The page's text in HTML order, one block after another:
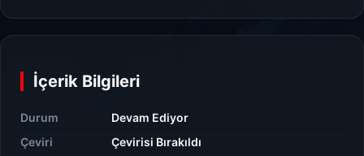
İçerik Bilgileri
Durum
Devam Ediyor
Çeviri
Çevirisi Bırakıldı